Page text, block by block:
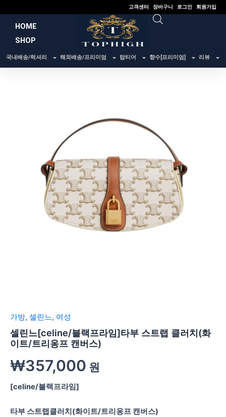
건
너
고객센터 장바구니 로그인 회원가입
HOME
SHOP
국내배송/럭셔리 해외배송/프리미엄 탑티어 향수[프리미엄] 리뷰
가방, 셀린느, 여성
셀린느[celine/블랙프라임]타부 스트랩 클러치(화
이트/트리옹프 캔버스)
₩357,000 원
[celine/블랙프라임]
타부 스트랩클러치(화이트/트리옹프 캔버스)